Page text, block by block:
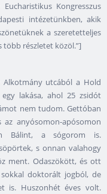
Kongresszus
intézetünkben, akik
a szeretetteljes
több részletet közöl.”]
utcából a Hold
lakása, ahol 25 zsidót
nem tudom. Gettóban
anyósomon-apósomon
Bálint, a sógorom is.
s onnan valahogy
ment. Odaszökött, és ott
doktorált jogból, de
is. Huszonhét éves volt.